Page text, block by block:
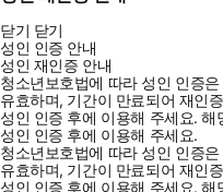
닫기 닫기
성인 인증 안내
성인 재인증 안내
청소년보호법에 따라 성인 인증은
유효하며, 기간이 만료되어 재인
성인 인증 후에 이용해 주세요.해
성인 인증 후에 이용해 주세요.
청소년보호법에 따라 성인 인증은
유효하며, 기간이 만료되어 재인
성인 인증 후에 이용해 주세요.해